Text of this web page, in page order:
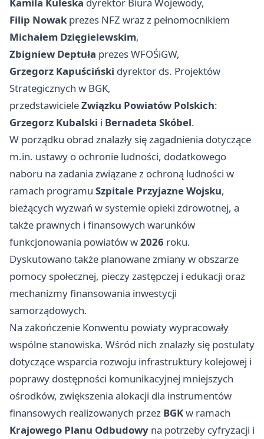
Filip Nowak prezes NFZ wraz z pełnomocnikiem
Michałem Dzięgielewskim,
Zbigniew Deptuła prezes WFOŚiGW,
Grzegorz Kapuściński dyrektor ds. Projektów
Strategicznych w BGK,
przedstawicieleZwiązku Powiatów Polskich:
Grzegorz Kubalski i Bernadeta Skóbel.
W porządku obrad znalazły się zagadnienia dotyczące
m.in. ustawy o ochronie ludności, dodatkowego
naboru na zadania związane z ochroną ludności w
ramach programu Szpitale Przyjazne Wojsku,
bieżących wyzwań w systemie opieki zdrowotnej, a
także prawnych i finansowych warunków
funkcjonowania powiatów w2026 roku.
Dyskutowano także planowane zmiany w obszarze
pomocy społecznej, pieczy zastępczej i edukacji oraz
mechanizmy finansowania inwestycji
samorządowych.
Na zakończenie Konwentu powiaty wypracowały
wspólne stanowiska. Wśród nich znalazły się postulaty
dotyczące wsparcia rozwoju infrastruktury kolejowej i
poprawy dostępności komunikacyjnej mniejszych
ośrodków, zwiększenia alokacji dla instrumentów
finansowych realizowanych przez BGKw ramach
Krajowego Planu Odbudowy na potrzeby cyfryzacji i